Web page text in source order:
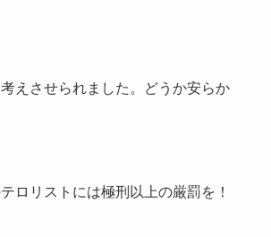
えさせられました。どうか安らか
ロリストには極刑以上の厳罰を！